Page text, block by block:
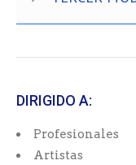
DIRIGIDO A:
Profesionales
Artistas